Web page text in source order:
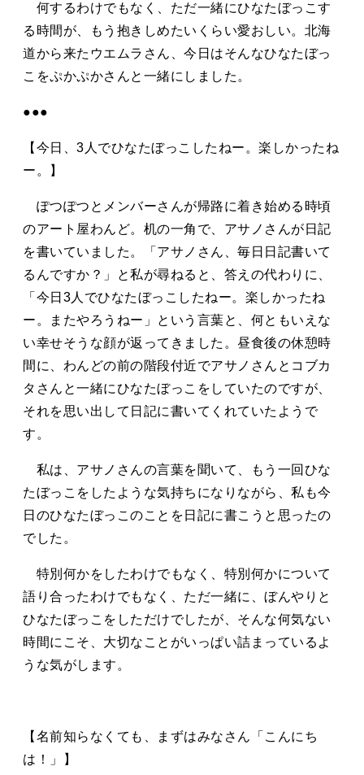
でんぱた
ぷかぷかさんと
何するわけでもなく、ただ一緒にひなたぼっこす
る時間が、もう抱きしめたいくらい愛おしい。北海
道から来たウエムラさん、今日はそんなひなたぼっ
こをぷかぷかさんと一緒にしました。
●●●
【今日、3人でひなたぼっこしたねー。楽しかったね
ー。】
ぽつぽつとメンバーさんが帰路に着き始める時頃
のアート屋わんど。机の一角で、アサノさんが日記
を書いていました。「アサノさん、毎日日記書いて
るんですか？」と私が尋ねると、答えの代わりに、
「今日3人でひなたぼっこしたねー。楽しかったね
ー。またやろうねー」という言葉と、何ともいえな
い幸せそうな顔が返ってきました。昼食後の休憩時
間に、わんどの前の階段付近でアサノさんとコブカ
タさんと一緒にひなたぼっこをしていたのですが、
それを思い出して日記に書いてくれていたようで
す。
私は、アサノさんの言葉を聞いて、もう一回ひな
たぼっこをしたような気持ちになりながら、私も今
日のひなたぼっこのことを日記に書こうと思ったの
でした。
特別何かをしたわけでもなく、特別何かについて
語り合ったわけでもなく、ただ一緒に、ぼんやりと
ひなたぼっこをしただけでしたが、そんな何気ない
時間にこそ、大切なことがいっぱい詰まっているよ
うな気がします。
【名前知らなくても、まずはみなさん「こんにち
は！」】